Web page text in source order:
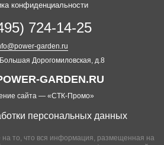
конфиденциальности
724-14-25
garden.ru
Дорогомиловская, д.8
то, что вся информация, размещенная на
GARDEN.RU
сайта — «СТК-Промо»
персональных данных